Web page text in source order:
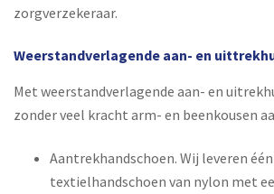
zorgverzekeraar.
Weerstandverlagende aan- en
Met weerstandverlagende aan- en
zonder veel kracht arm- en beenkousen
Aantrekhandschoen. Wij leveren
textielhandschoen van nylon met